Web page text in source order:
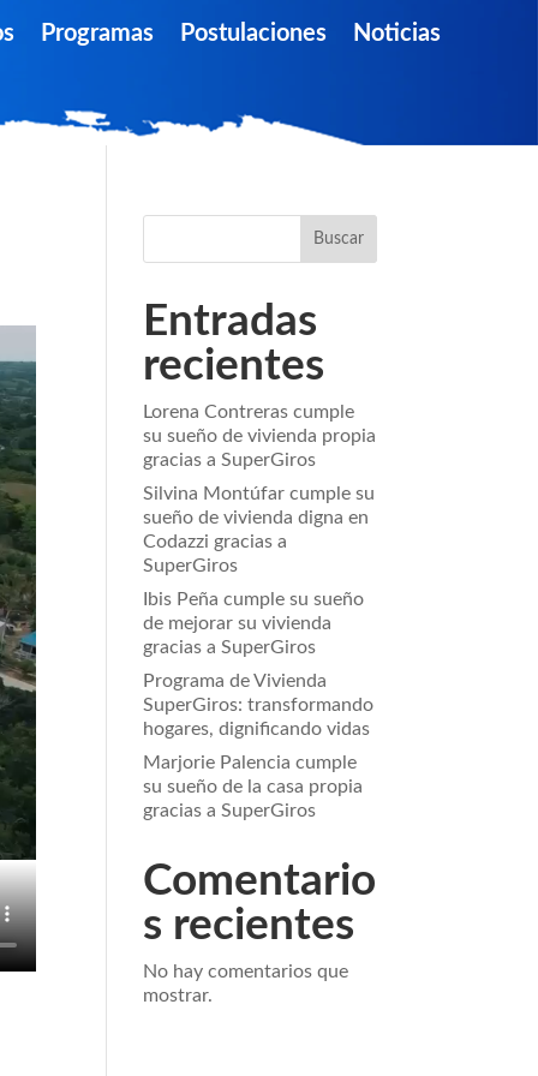
Programas Postulaciones Noticias
Buscar
Entradas
recientes
Lorena Contreras cumple
su sueño de vivienda propia
gracias a SuperGiros
Silvina Montúfar cumple su
sueño de vivienda digna en
Codazzi gracias a
SuperGiros
Ibis Peña cumple su sueño
de mejorar su vivienda
gracias a SuperGiros
Programa de Vivienda
SuperGiros: transformando
hogares, dignificando vidas
Marjorie Palencia cumple
su sueño de la casa propia
gracias a SuperGiros
Comentario
s recientes
No hay comentarios que
mostrar.